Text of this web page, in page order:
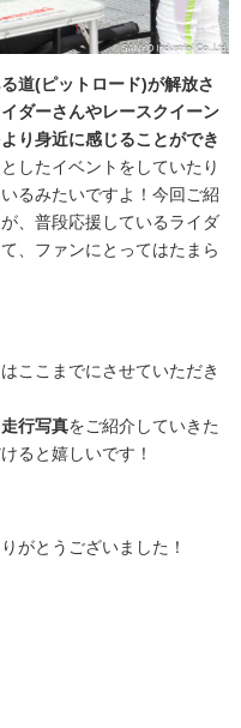
道(ピットロード)が解放さ
ダーさんやレースクイーン
り身近に感じることができ
したイベントをしていたり
るみたいですよ！今回ご紹
、普段応援しているライダ
、ファンにとってはたまら
ここまでにさせていただき
行写真をご紹介していきた
ると嬉しいです！
がとうございました！